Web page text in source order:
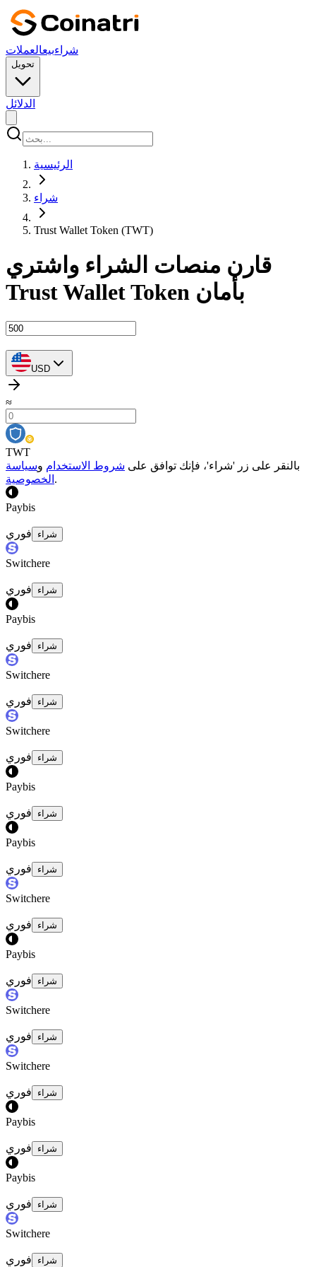
شراءبيعالعملات
تحويل
الدلائل
الرئيسية
شراء
Trust Wallet Token (TWT)
قارن منصات الشراء واشتري
Trust Wallet Token بأمان
USD
≈
TWT
بالنقر على زر 'شراء'، فإنك توافق على شروط الاستخدام وسياسة
الخصوصية .
Paybis
فوري شراء
Switchere
فوري شراء
Paybis
فوري شراء
Switchere
فوري شراء
Switchere
فوري شراء
Paybis
فوري شراء
Paybis
فوري شراء
Switchere
فوري شراء
Paybis
فوري شراء
Switchere
فوري شراء
Switchere
فوري شراء
Paybis
فوري شراء
Paybis
فوري شراء
Switchere
فوري شراء